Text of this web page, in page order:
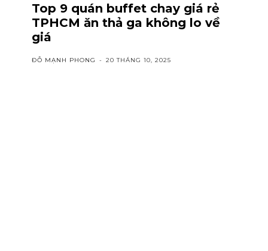
Top 9 quán buffet chay giá rẻ
TPHCM ăn thả ga không lo về
giá
ĐỖ MẠNH PHONG - 20 THÁNG 10, 2025